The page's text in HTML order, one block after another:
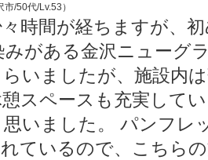
/50代/Lv.53）
時間が経ちますが、
みがある金沢ニューグ
いましたが、施設内
スペースも充実して
いました。 パンフレ
ているので、こちら